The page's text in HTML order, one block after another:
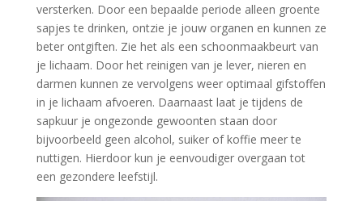
versterken. Door een bepaalde periode alleen groente
sapjes te drinken, ontzie je jouw organen en kunnen ze
beter ontgiften. Zie het als een schoonmaakbeurt van
je lichaam. Door het reinigen van je lever, nieren en
darmen kunnen ze vervolgens weer optimaal gifstoffen
in je lichaam afvoeren. Daarnaast laat je tijdens de
sapkuur je ongezonde gewoonten staan door
bijvoorbeeld geen alcohol, suiker of koffie meer te
nuttigen. Hierdoor kun je eenvoudiger overgaan tot
een gezondere leefstijl.